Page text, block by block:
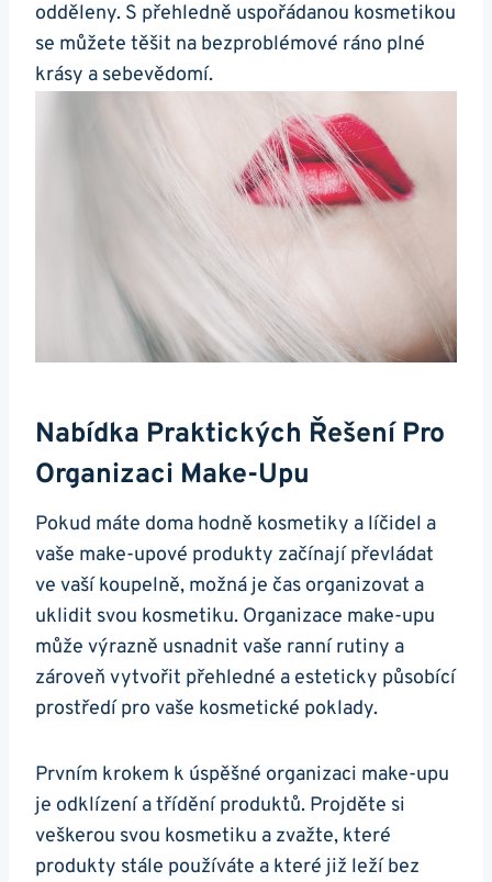
odděleny. S přehledně uspořádanou kosmetikou
se můžete těšit na bezproblémové ráno plné
krásy a sebevědomí.
Nabídka Praktických Řešení Pro
Organizaci Make-Upu
Pokud máte doma hodně kosmetiky a líčidel a
vaše make-upové produkty začínají převládat
ve vaší koupelně, možná je čas organizovat a
uklidit svou kosmetiku. Organizace make-upu
může výrazně usnadnit vaše ranní rutiny a
zároveň vytvořit přehledné a esteticky působící
prostředí pro vaše kosmetické poklady.
Prvním krokem k úspěšné organizaci make-upu
je odklízení a třídění produktů. Projděte si
veškerou svou kosmetiku a zvažte, které
produkty stále používáte a které již leží bez